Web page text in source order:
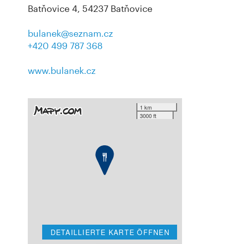
Batňovice 4, 54237 Batňovice
bulanek@seznam.cz
+420 499 787 368
www.bulanek.cz
1 km
3000 ft
DETAILLIERTE KARTE ÖFFNEN